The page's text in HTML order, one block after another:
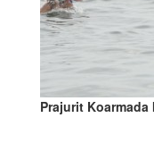
Prajurit